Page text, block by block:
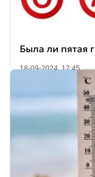
Была ли пятая
18-09-2024, 12:45